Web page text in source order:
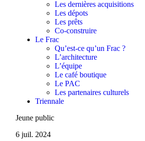
Les dernières acquisitions
Les dépots
Les prêts
Co-construire
Le Frac
Qu’est-ce qu’un Frac ?
L’architecture
L’équipe
Le café boutique
Le PAC
Les partenaires culturels
Triennale
Jeune public
6 juil. 2024